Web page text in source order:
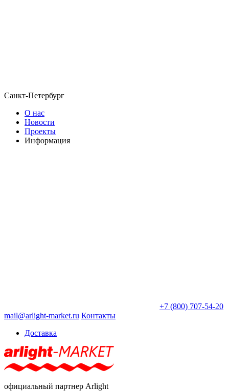
Санкт-Петербург
О нас
Новости
Проекты
Информация
+7 (800) 707-54-20
mail@arlight-market.ru Контакты
Доставка
официальный партнер Arlight